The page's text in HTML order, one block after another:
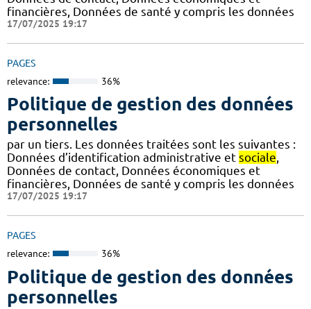
financières, Données de santé y compris les données
17/07/2025 19:17
PAGES
relevance: 36%
Politique de gestion des données
personnelles
par un tiers. Les données traitées sont les suivantes :
Données d’identification administrative et sociale,
Données de contact, Données économiques et
financières, Données de santé y compris les données
17/07/2025 19:17
PAGES
relevance: 36%
Politique de gestion des données
personnelles